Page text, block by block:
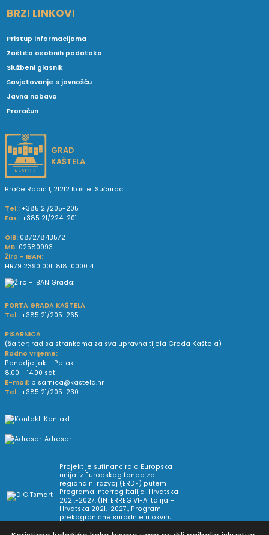
BRZI LINKOVI
Pristup informacijama
Zaštita osobnih podataka
Službeni glasnik
Savjetovanje s javnošću
Javna nabava
Proračun
GRAD
KAŠTELA
Braće Radić 1, 21212 Kaštel Sućurac
Tel.: +385 21/205-205
Fax.: +385 21/224-201
OIB: 08727843572
MB: 02580993
Žiro - IBAN:
HR79 2390 0011 8181 0000 4
PORTA GRADA KAŠTELA
Tel.: +385 21/205-265
PISARNICA
(šalter; rad sa strankama za sva upravna tijela Grada Kaštela)
Radno vrijeme:
Ponedjeljak – Petak
8.00 – 14.00 sati
E-mail: pisarnica@kastela.hr
Tel.: +385 21/205-230
Kontakt
Adresar
Projekt je sufinancirala Europska
unija iz Europskog fonda za
regionalni razvoj (ERDF) putem
Programa Interreg Italija-Hrvatska
2021.-2027. (INTERREG VI-A Italija –
Hrvatska 2021.-2027., Program
prekogranične suradnje u okviru